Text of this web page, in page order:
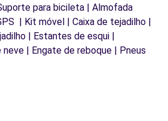
para bicileta | Almofada
| Kit móvel | Caixa de tejadilho |
| Estantes de esqui |
| Engate de reboque | Pneus